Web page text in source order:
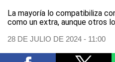
La mayoría lo compatibiliza
como un extra, aunque otros
28 DE JULIO DE 2024 - 11:00